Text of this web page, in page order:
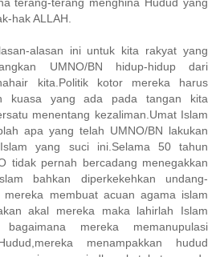
terang-terang menghina Hudud yang
hak ALLAH.
alasan ini untuk kita rakyat yang
UMNO/BN hidup-hidup dari
kita.Politik kotor mereka harus
kuasa yang ada pada tangan kita
menentang kezaliman.Umat Islam
apa yang telah UMNO/BN lakukan
yang suci ini.Selama 50 tahun
tidak pernah bercadang menegakkan
bahkan diperkekehkan undang-
membuat acuan agama islam
akal mereka maka lahirlah Islam
mereka memanupulasi
menampakkan hudud